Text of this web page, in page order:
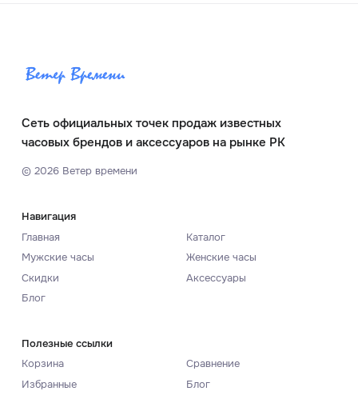
Сеть официальных точек продаж известных
часовых брендов и аксессуаров на рынке РК
© 2026Ветер времени
Навигация
Главная
Каталог
Мужские часы
Женские часы
Скидки
Аксессуары
Блог
Полезные ссылки
Корзина
Сравнение
Избранные
Блог